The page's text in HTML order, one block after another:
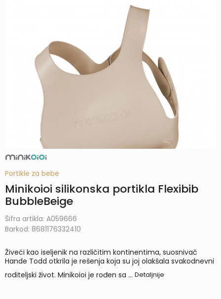
Portikle za bebe
Minikoioi silikonska portikla Flexibib
BubbleBeige
Šifra artikla: A059666
Barkod: 8681176332410
Živeći kao iseljenik na različitim kontinentima, suosnivač
Hande Todd otkrila je rešenja koja su joj olakšala svakodnevni
roditeljski život. Minikoioi je rođen sa ... Detaljnije